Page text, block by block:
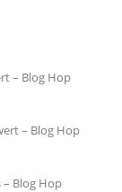
– Blog Hop
– Blog Hop
Blog Hop